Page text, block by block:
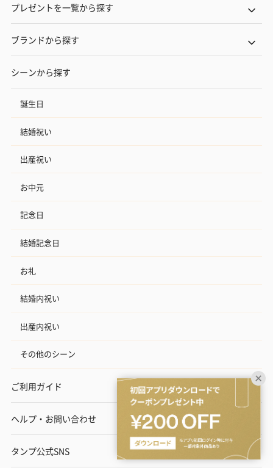
プレゼントを一覧から探す
ブランドから探す
シーンから探す
誕生日
結婚祝い
出産祝い
お中元
記念日
結婚記念日
お礼
結婚内祝い
出産内祝い
その他のシーン
ご利用ガイド
ヘルプ・お問い合わせ
タンプ公式SNS